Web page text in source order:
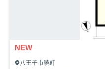
NEW
八王子市暁町